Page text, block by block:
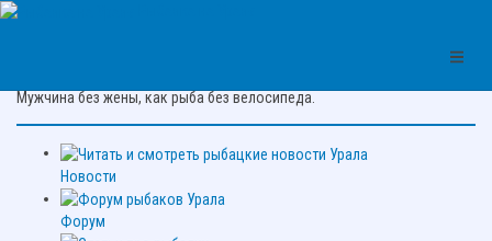
Мужчина без жены, как рыба без велосипеда.
Новости
Форум